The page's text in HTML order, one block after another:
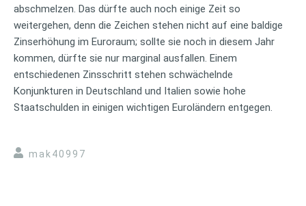
abschmelzen. Das dürfte auch noch einige Zeit so
weitergehen, denn die Zeichen stehen nicht auf eine baldige
Zinserhöhung im Euroraum; sollte sie noch in diesem Jahr
kommen, dürfte sie nur marginal ausfallen. Einem
entschiedenen Zinsschritt stehen schwächelnde
Konjunkturen in Deutschland und Italien sowie hohe
Staatschulden in einigen wichtigen Euroländern entgegen.
mak40997